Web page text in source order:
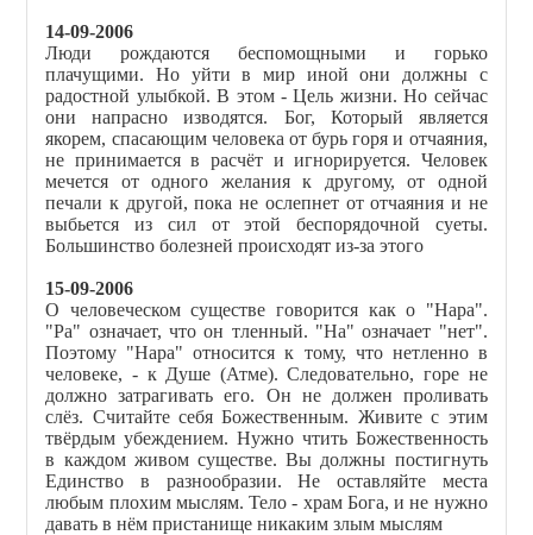
14-09-2006
Люди рождаются беспомощными и горько
плачущими. Но уйти в мир иной они должны с
радостной улыбкой. В этом - Цель жизни. Но сейчас
они напрасно изводятся. Бог, Который является
якорем, спасающим человека от бурь горя и отчаяния,
не принимается в расчёт и игнорируется. Человек
мечется от одного желания к другому, от одной
печали к другой, пока не ослепнет от отчаяния и не
выбьется из сил от этой беспорядочной суеты.
Большинство болезней происходят из-за этого
15-09-2006
О человеческом существе говорится как о "Нара".
"Ра" означает, что он тленный. "Нa" означает "нет".
Поэтому "Нара" относится к тому, что нетленно в
человеке, - к Душе (Атме). Следовательно, горе не
должно затрагивать его. Он не должен проливать
слёз. Считайте себя Божественным. Живите с этим
твёрдым убеждением. Нужно чтить Божественность
в каждом живом существе. Вы должны постигнуть
Единство в разнообразии. Не оставляйте места
любым плохим мыслям. Тело - храм Бога, и не нужно
давать в нём пристанище никаким злым мыслям